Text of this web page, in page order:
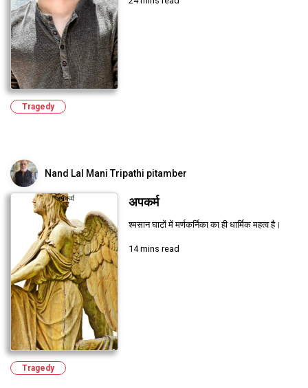
Tragedy
Nand Lal Mani Tripathi pitamber
अपकर्म
श्मसान घाटों में मर्णकर्निका का ही धार्मिक महत्व है।
14 mins read
Tragedy